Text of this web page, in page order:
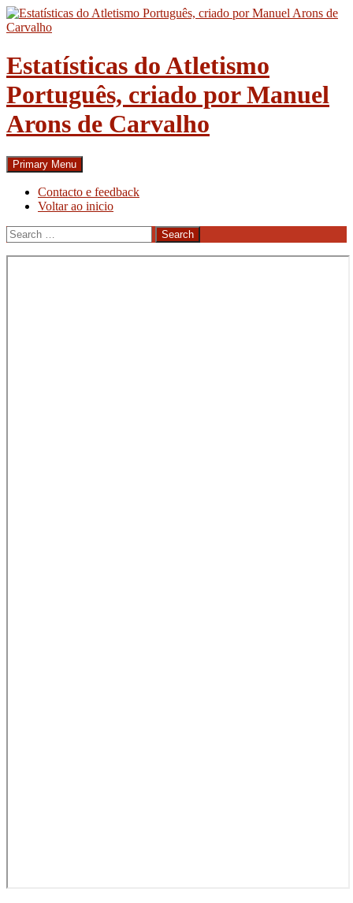
Skip
to
Estatísticas do Atletismo
Português, criado por Manuel
Arons de Carvalho
Search
Primary Menu
Contacto e feedback
Voltar ao inicio
Search
for: